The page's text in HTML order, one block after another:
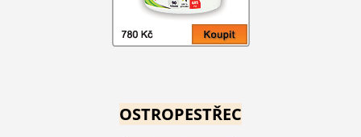
OSTROPESTŘEC